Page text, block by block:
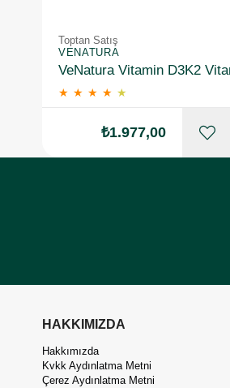
Toptan Satış
VENATURA
★ ★ ★ ★ ★
₺1.977,00
HAKKIMIZDA
Hakkımızda
Kvkk Aydınlatma Metni
Çerez Aydınlatma Metni